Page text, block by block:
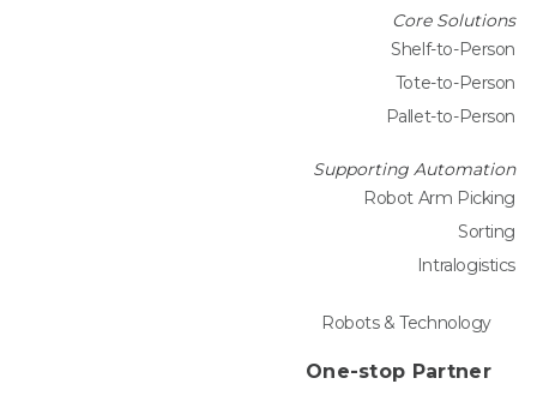
Core Solutions
Shelf-to-Person
Tote-to-Person
Pallet-to-Person
Supporting Automation
Robot Arm Picking
Sorting
Intralogistics
Robots & Technology
One-stop Partner